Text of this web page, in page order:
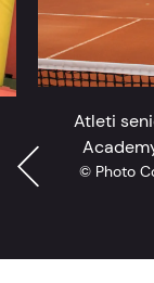
Atleti
© Photo